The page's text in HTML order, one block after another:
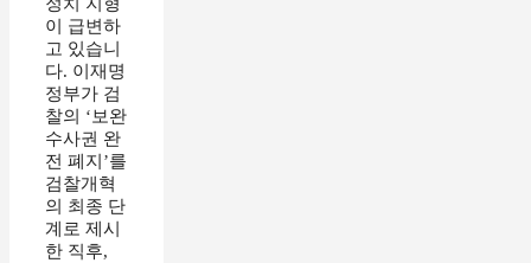
이 급변하
고 있습니
다. 이재명
정부가 검
찰의 ‘보완
수사권 완
전 폐지’를
검찰개혁
의 최종 단
계로 제시
한 직후,